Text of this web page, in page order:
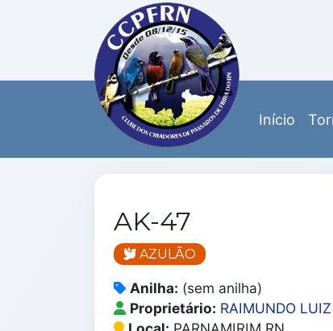
Início
AK-47
AZULÃO
Anilha: (sem anilha)
Proprietário: RAIMUNDO LUIZ